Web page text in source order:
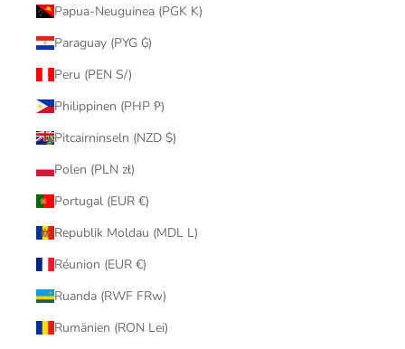
Papua-Neuguinea (PGK K)
Paraguay (PYG ₲)
Peru (PEN S/)
Philippinen (PHP ₱)
Pitcairninseln (NZD $)
Polen (PLN zł)
Portugal (EUR €)
Republik Moldau (MDL L)
Réunion (EUR €)
Ruanda (RWF FRw)
Rumänien (RON Lei)